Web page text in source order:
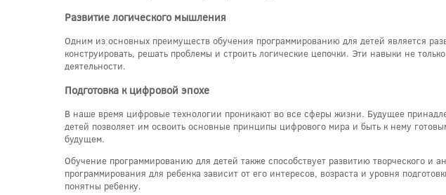
Развитие логического мышления
Одним из основных преимуществ обучения программированию для детей является
конструировать, решать проблемы и строить логические цепочки. Эти навыки не
деятельности.
Подготовка к цифровой эпохе
В наше время цифровые технологии проникают во все сферы жизни. Будущее
детей позволяет им освоить основные принципы цифрового мира и быть к нему
будущем.
Обучение программированию для детей также способствует развитию творческого и
программирования для ребенка зависит от его интересов, возраста и уровня
понятны ребенку.